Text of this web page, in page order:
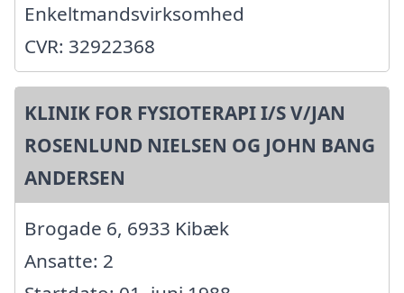
Enkeltmandsvirksomhed
CVR: 32922368
KLINIK FOR FYSIOTERAPI I/S V/JAN
ROSENLUND NIELSEN OG JOHN BANG
ANDERSEN
Brogade 6, 6933 Kibæk
Ansatte: 2